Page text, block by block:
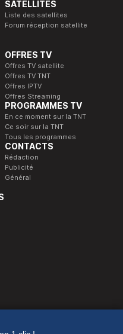
SATELLITES
Liste des satellites
Forum réception satellite
OFFRES TV
Offres TV satellite
Offres TV TNT
Offres IPTV
Offres Streaming
PROGRAMMES TV
En ce moment sur la TNT
Ce soir sur la TNT
Tous les programmes
CONTACTS
Rédaction
Publicité
Général
et Numérique.